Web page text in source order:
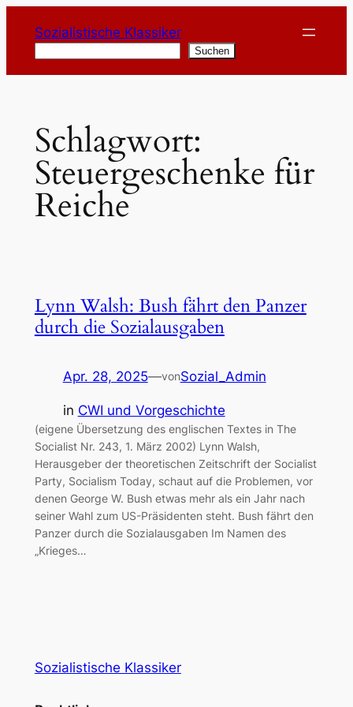
Inhalt
springen
Sozialistische Klassiker
Suchen
Schlagwort:
Steuergeschenke für
Reiche
Lynn Walsh: Bush fährt den Panzer
durch die Sozialausgaben
Apr. 28, 2025—vonSozial_Admin
in CWI und Vorgeschichte
(eigene Übersetzung des englischen Textes in The
Socialist Nr. 243, 1. März 2002) Lynn Walsh,
Herausgeber der theoretischen Zeitschrift der Socialist
Party, Socialism Today, schaut auf die Problemen, vor
denen George W. Bush etwas mehr als ein Jahr nach
seiner Wahl zum US-Präsidenten steht. Bush fährt den
Panzer durch die Sozialausgaben Im Namen des
„Krieges…
Sozialistische Klassiker